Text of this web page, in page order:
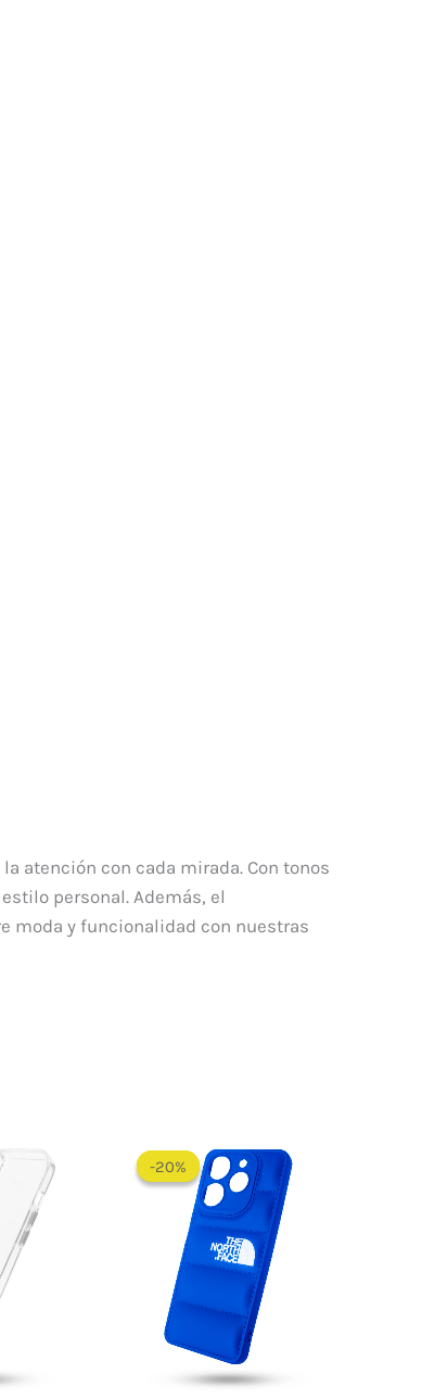
atención con cada mirada. Con tonos
personal. Además, el
moda y funcionalidad con nuestras
actual
-20%
-20%
precio
original
era:
$ 60.000.